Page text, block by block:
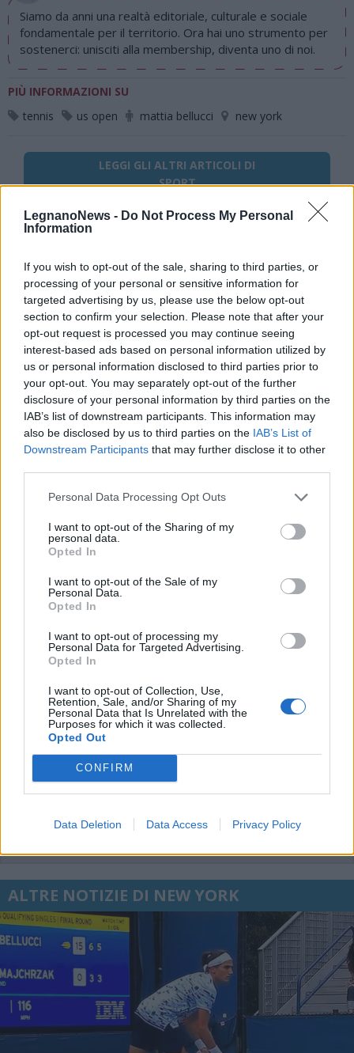
LegnanoNews - Do Not Process My Personal
Information
If you wish to opt-out of the sale, sharing to third parties, or
processing of your personal or sensitive information for
targeted advertising by us, please use the below opt-out
section to confirm your selection. Please note that after your
opt-out request is processed you may continue seeing
interest-based ads based on personal information utilized by
us or personal information disclosed to third parties prior to
your opt-out. You may separately opt-out of the further
disclosure of your personal information by third parties on the
IAB’s list of downstream participants. This information may
also be disclosed by us to third parties on the IAB’s List of
Downstream Participants that may further disclose it to other
Personal Data Processing Opt Outs
I want to opt-out of the Sharing of my
personal data.
Opted In
I want to opt-out of the Sale of my
Personal Data.
Opted In
I want to opt-out of processing my
Personal Data for Targeted Advertising.
Opted In
I want to opt-out of Collection, Use,
Retention, Sale, and/or Sharing of my
Personal Data that Is Unrelated with the
Purposes for which it was collected.
Opted Out
CONFIRM
Data Deletion Data Access Privacy Policy
Siamo da anni una realtà editoriale, culturale e sociale
fondamentale per il territorio. Ora hai uno strumento per
sostenerci: unisciti alla membership, diventa uno di noi.
PIÙ INFORMAZIONI SU
tennis
us open mattia bellucci new york
LEGGI GLI ALTRI ARTICOLI DI
SPORT
Selezioniamo per te
Il meglio di
Iscriviti alla
newsletter
Accedioregistratiper commentare questo
L'email è richiesta ma non verrà mostrata ai visitatori. Il contenuto di questo
commento esprime il pensiero dell'autore e non rappresenta la linea editoriale
di VareseNews.it, che rimane autonoma e indipendente. I messaggi inclusi nei
possono essere automaticamente pubblicati senza filtro preventivo. I commenti
che includano uno o più link a siti esterni verranno rimossi in automatico dal
ALTRE NOTIZIE DI NEW YORK